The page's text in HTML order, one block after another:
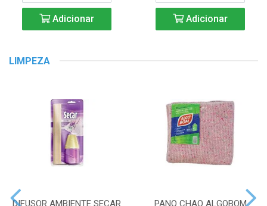
Adicionar Adicionar
LIMPEZA
DIFUSOR AMBIENTE SECAR PANO CHAO ALGOBOM